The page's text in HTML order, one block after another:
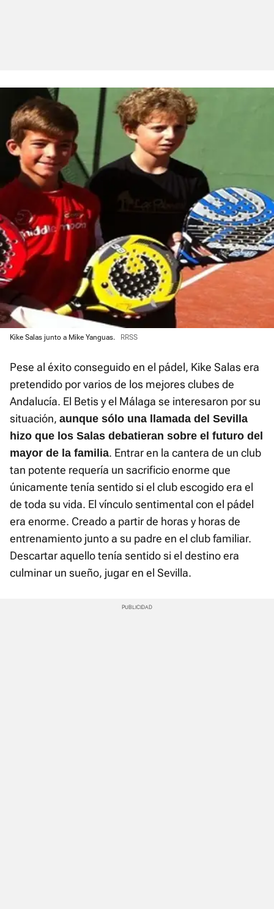
Kike Salas junto a Mike Yanguas. RRSS
Pese al éxito conseguido en el pádel, Kike Salas era
pretendido por varios de los mejores clubes de
Andalucía. El Betis y el Málaga se interesaron por su
situación, aunque sólo una llamada del Sevilla
hizo que los Salas debatieran sobre el futuro del
mayor de la familia. Entrar en la cantera de un club
tan potente requería un sacrificio enorme que
únicamente tenía sentido si el club escogido era el
de toda su vida. El vínculo sentimental con el pádel
era enorme. Creado a partir de horas y horas de
entrenamiento junto a su padre en el club familiar.
Descartar aquello tenía sentido si el destino era
culminar un sueño, jugar en el Sevilla.